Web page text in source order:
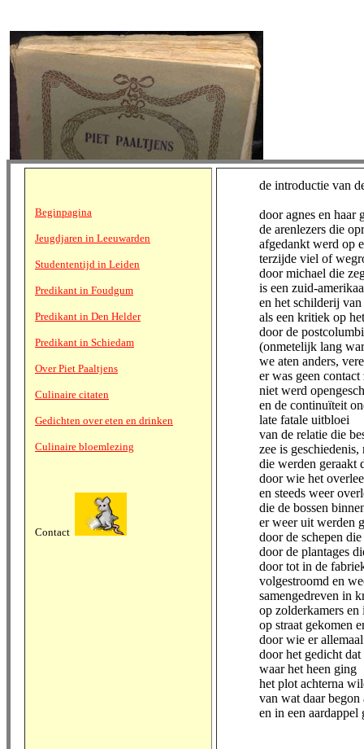
Beginpagina
Jeugdjaren in Leeuwarden
Studententijd in Leiden
Predikant in Foudgum
Predikant in Den Helder
Predikant in Schiedam
Over Piet Paaltjens
Culinaire citaten
Gedichten over eten en drinken
Culinaire bloemlezing
Contact
de introductie van
door agnes en haar
de arenlezers die
afgedankt werd op
terzijde viel of
door michael die
is een zuid-
en het schilderij
als een kritiek op
door de
(onmetelijk lang
we aten anders,
er was geen
niet werd
en de continuïteit
late fatale uitbloei
van de relatie die
zee is
die werden geraakt
door wie het
en steeds weer
die de bossen
er weer uit werden
door de schepen
door de plantages
door tot in de
volgestroomd en
samengedreven in
op zolderkamers en
op straat gekomen
door wie er
door het gedicht
waar het heen ging
het plot achterna
van wat daar begon
en in een aardappel